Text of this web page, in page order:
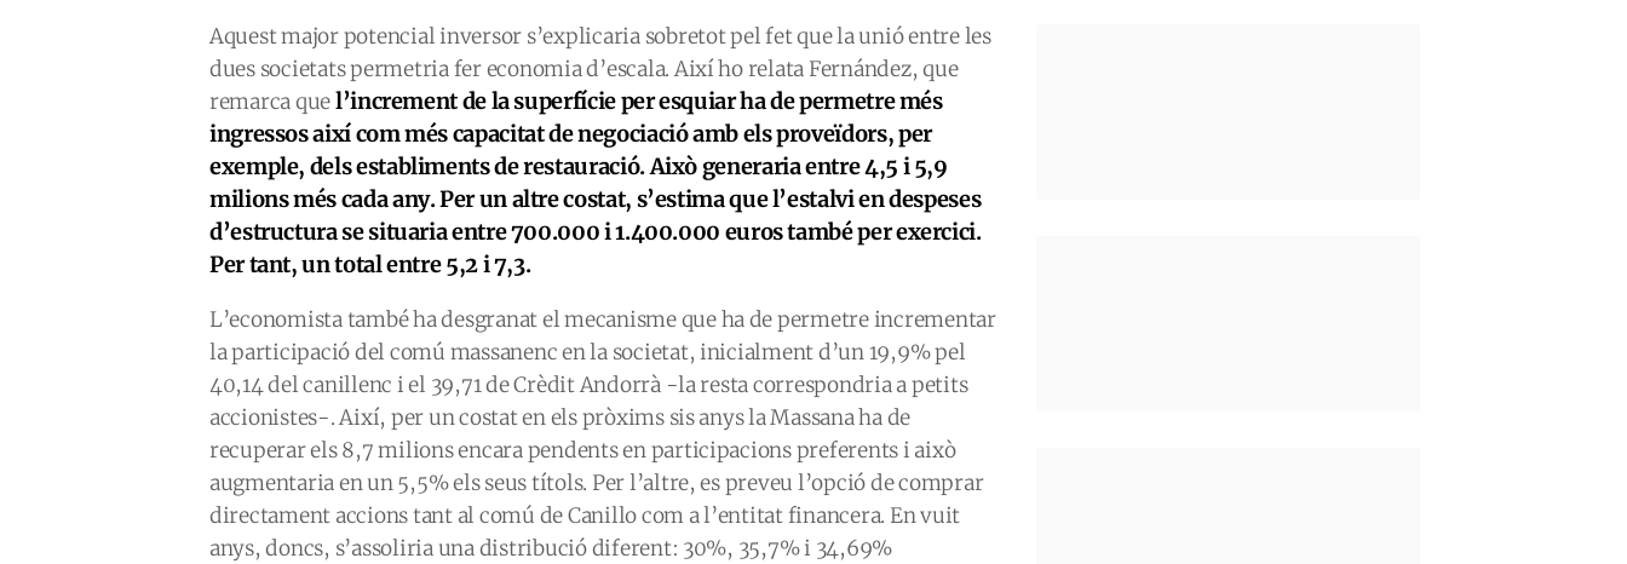
Aquest major potencial inversor s’explicaria sobretot pel fet que la unió entre les
dues societats permetria fer economia d’escala. Així ho relata Fernández, que
remarca quel’increment de la superfície per esquiar ha de permetre més
ingressos així com més capacitat de negociació amb els proveïdors, per
exemple, dels establiments de restauració. Això generaria entre 4,5 i 5,9
milions més cada any. Per un altre costat, s’estima que l’estalvi en despeses
d’estructura se situaria entre 700.000 i 1.400.000 euros també per exercici.
Per tant, un total entre 5,2 i 7,3.
L’economista també ha desgranat el mecanisme que ha de permetre incrementar
la participació del comú massanenc en la societat, inicialment d’un 19,9% pel
40,14 del canillenc i el 39,71 de Crèdit Andorrà -la resta correspondria a petits
accionistes-. Així, per un costat en els pròxims sis anys la Massana ha de
recuperar els 8,7 milions encara pendents en participacions preferents i això
augmentaria en un 5,5% els seus títols. Per l’altre, es preveu l’opció de comprar
directament accions tant al comú de Canillo com a l’entitat financera. En vuit
anys, doncs, s’assoliria una distribució diferent: 30%, 35,7% i 34,69%